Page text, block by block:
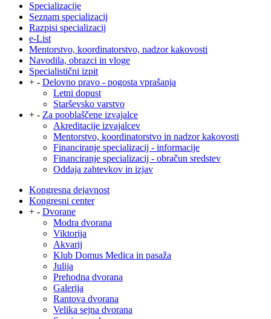
Specializacije
Seznam specializacij
Razpisi specializacij
e-List
Mentorstvo, koordinatorstvo, nadzor kakovosti
Navodila, obrazci in vloge
Specialistični izpit
+ - Delovno pravo - pogosta vprašanja
Letni dopust
Starševsko varstvo
+ - Za pooblaščene izvajalce
Akreditacije izvajalcev
Mentorstvo, koordinatorstvo in nadzor kakovosti
Financiranje specializacij - informacije
Financiranje specializacij - obračun sredstev
Oddaja zahtevkov in izjav
Kongresna dejavnost
Kongresni center
+ - Dvorane
Modra dvorana
Viktorija
Akvarij
Klub Domus Medica in pasaža
Julija
Prehodna dvorana
Galerija
Rantova dvorana
Velika sejna dvorana